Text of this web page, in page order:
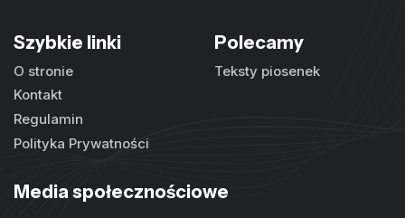
Szybkie linki
O stronie
Kontakt
Regulamin
Polityka Prywatności
Polecamy
Teksty piosenek
Media społecznościowe